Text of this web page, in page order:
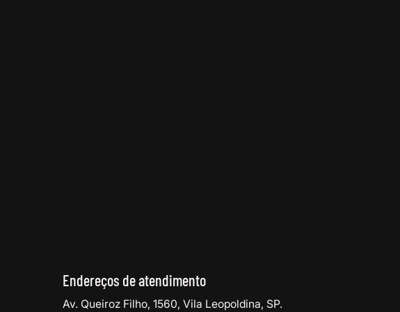
Endereços de atendimento
Av. Queiroz Filho, 1560, Vila Leopoldina, SP.